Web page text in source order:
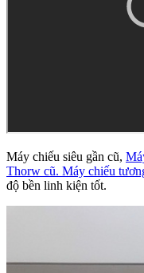
Máy chiếu siêu gần cũ,
Thorw cũ. Máy chiếu
độ bền linh kiện tốt.